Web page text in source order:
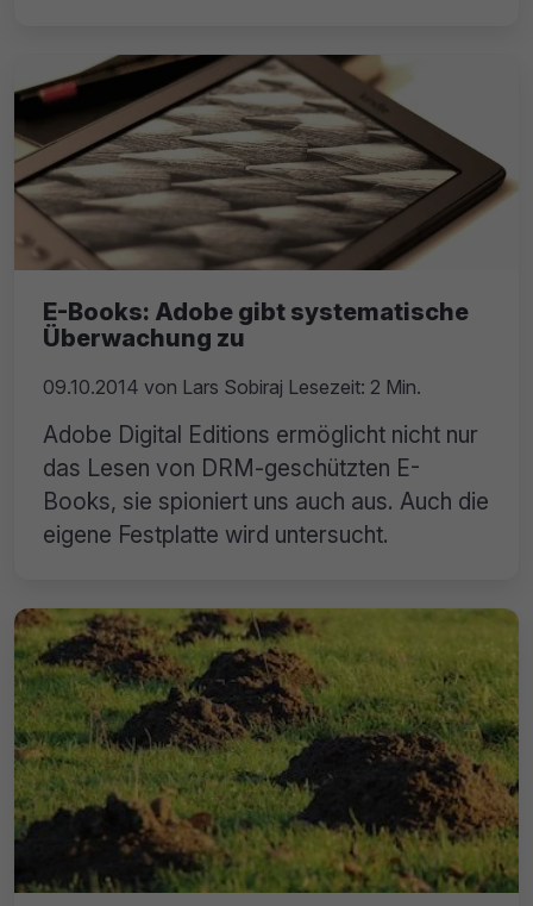
E-Books: Adobe gibt systematische
Überwachung zu
09.10.2014 von Lars Sobiraj Lesezeit: 2 Min.
Adobe Digital Editions ermöglicht nicht nur
das Lesen von DRM-geschützten E-
Books, sie spioniert uns auch aus. Auch die
eigene Festplatte wird untersucht.